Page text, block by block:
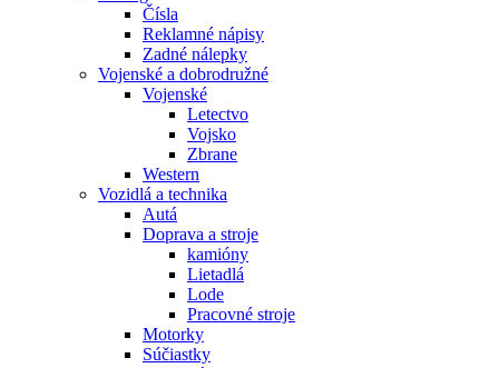
Čísla
Reklamné nápisy
Zadné nálepky
Vojenské a dobrodružné
Vojenské
Letectvo
Vojsko
Zbrane
Western
Vozidlá a technika
Autá
Doprava a stroje
kamióny
Lietadlá
Lode
Pracovné stroje
Motorky
Súčiastky